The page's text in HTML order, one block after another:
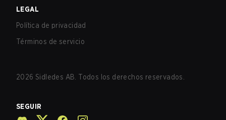
LEGAL
Política de privacidad
Términos de servicio
2026 Sidledes AB. Todos los derechos reservados.
SEGUIR